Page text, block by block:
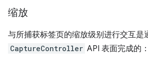
缩放
与所捕获标签页的缩放级别进行交互是
CaptureController API 表面完成的：